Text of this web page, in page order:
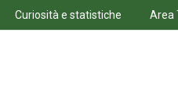
Curiosità e statistiche Area